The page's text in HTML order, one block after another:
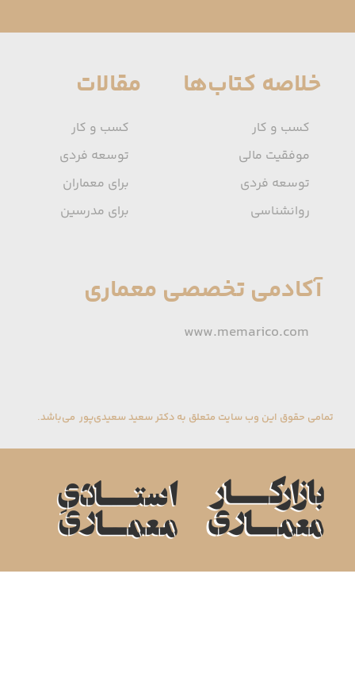
خلاصه کتاب‌ها
کسب و کار
موفقیت مالی
توسعه فردی
روانشناسی
مقالات
آکادمی تخصصی معماری
www.memarico.com
تمامی حقوق این وب سایت متعلق به دکتر سعید سعیدی‌پور می‌باشد.
کسب و کار
توسعه فردی
برای معماران
برای مدرسین